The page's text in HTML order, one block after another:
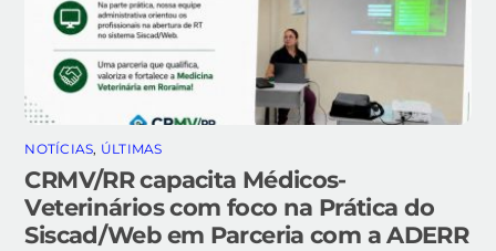
NOTÍCIAS, ÚLTIMAS
CRMV/RR capacita Médicos-
Veterinários com foco na Prática do
Siscad/Web em Parceria com a ADERR